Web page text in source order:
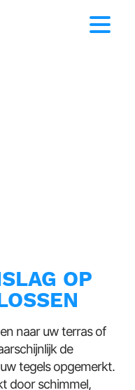
OP
naar uw terras of
de
tegels opgemerkt.
door schimmel,